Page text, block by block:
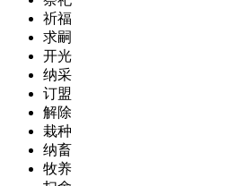
祈福
求嗣
开光
纳采
订盟
解除
栽种
纳畜
牧养